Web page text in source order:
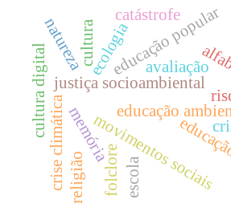
educação
movimentos sociais
justiça socioambiental
educação popular
avaliação
crise climática
cultura digital memória
escola
ecologia
religião
catástrofe
folclore
naturezacultura